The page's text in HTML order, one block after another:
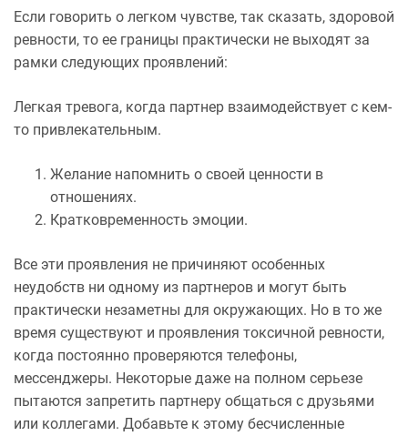
Если говорить о легком чувстве, так сказать, здоровой
ревности, то ее границы практически не выходят за
рамки следующих проявлений:
Легкая тревога, когда партнер взаимодействует с кем-
то привлекательным.
Желание напомнить о своей ценности в
отношениях.
Кратковременность эмоции.
Все эти проявления не причиняют особенных
неудобств ни одному из партнеров и могут быть
практически незаметны для окружающих. Но в то же
время существуют и проявления токсичной ревности,
когда постоянно проверяются телефоны,
мессенджеры. Некоторые даже на полном серьезе
пытаются запретить партнеру общаться с друзьями
или коллегами. Добавьте к этому бесчисленные